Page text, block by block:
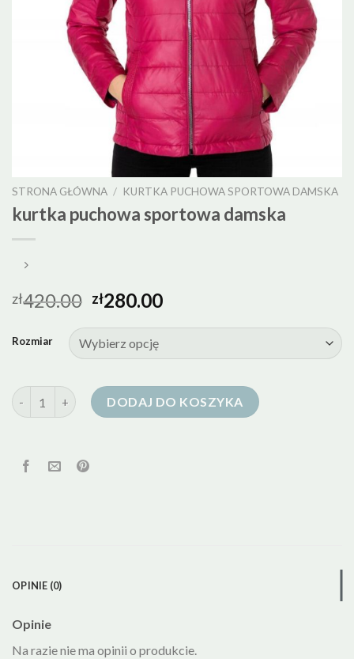
STRONA GŁÓWNA / KURTKA PUCHOWA SPORTOWA DAMSKA
kurtka puchowa sportowa damska
zł420.00 zł280.00
Rozmiar
ilość kurtka puchowa sportowa damska
DODAJ DO KOSZYKA
OPINIE (0)
Opinie
Na razie nie ma opinii o produkcie.